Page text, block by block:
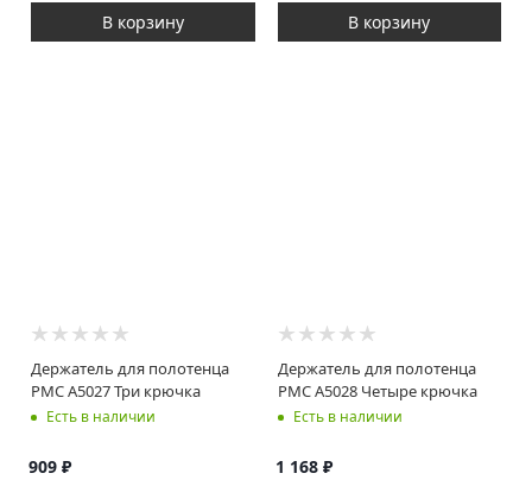
В корзину В корзину
Держатель для полотенца
РМС A5027 Три крючка
Есть в наличии
909 ₽
Держатель для полотенца
РМС A5028 Четыре крючка
Есть в наличии
1 168₽